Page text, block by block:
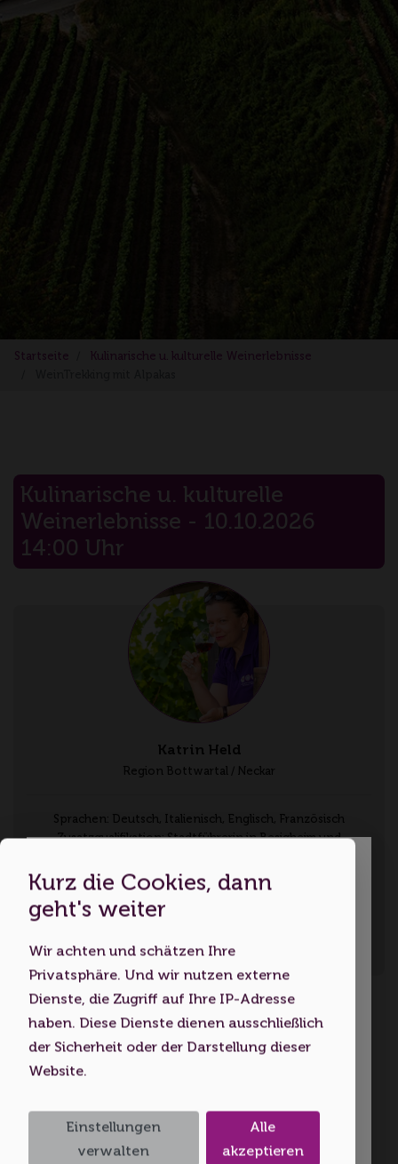
Startseite
Kulinarische u. kulturelle Weinerlebnisse
Kulinarische u. kulturelle
Weinerlebnisse - 10.10.2026
14:00 Uhr
Katrin Held
Region Bottwartal / Neckar
Sprachen: Deutsch, Italienisch, Englisch, Französisch
Zusatzqualifikation: Stadtführerin in Besigheim und
Informationen über mich und meine Touren findet ihr unter
www.weineventskatrinheld.de
Kontakt aufnehmen
WeinTrekking mit Alpakas
Region Bottwartal-Neckar
Ende: 10.10.2026 17:00 Uhr
Dies ist eine Webseite für
Erwachsene
Indem Sie diese Website nutzen,
bestätigen Sie, dass Sie mindestens 18
Jahre alt sind bzw. das
Volljährigkeitsalter erreicht haben.
Ich bin 18 oder älter
Kurz die Cookies, dann
geht's weiter
Wir achten und schätzen Ihre
Privatsphäre. Und wir nutzen externe
Dienste, die Zugriff auf Ihre IP-Adresse
haben. Diese Dienste dienen ausschließlich
der Sicherheit oder der Darstellung dieser
Website.
Einstellungen
verwalten
Alle
akzeptieren